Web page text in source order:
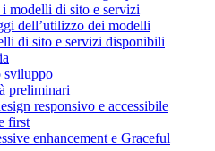
modelli di sito e servizi
dell’utilizzo dei modelli
di sito e servizi disponibili
sviluppo
preliminari
responsivo e accessibile
first
enhancement e Graceful